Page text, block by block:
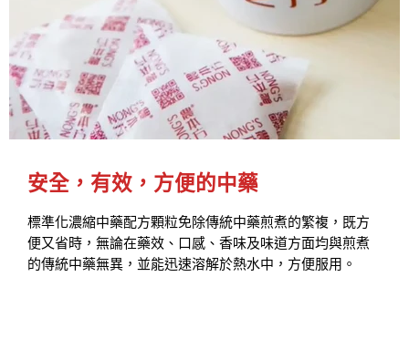
安全，有效，方便的中藥
標準化濃縮中藥配方顆粒免除傳統中藥煎煮的繁複，既方
便又省時，無論在藥效、口感、香味及味道方面均與煎煮
的傳統中藥無異，並能迅速溶解於熱水中，方便服用。